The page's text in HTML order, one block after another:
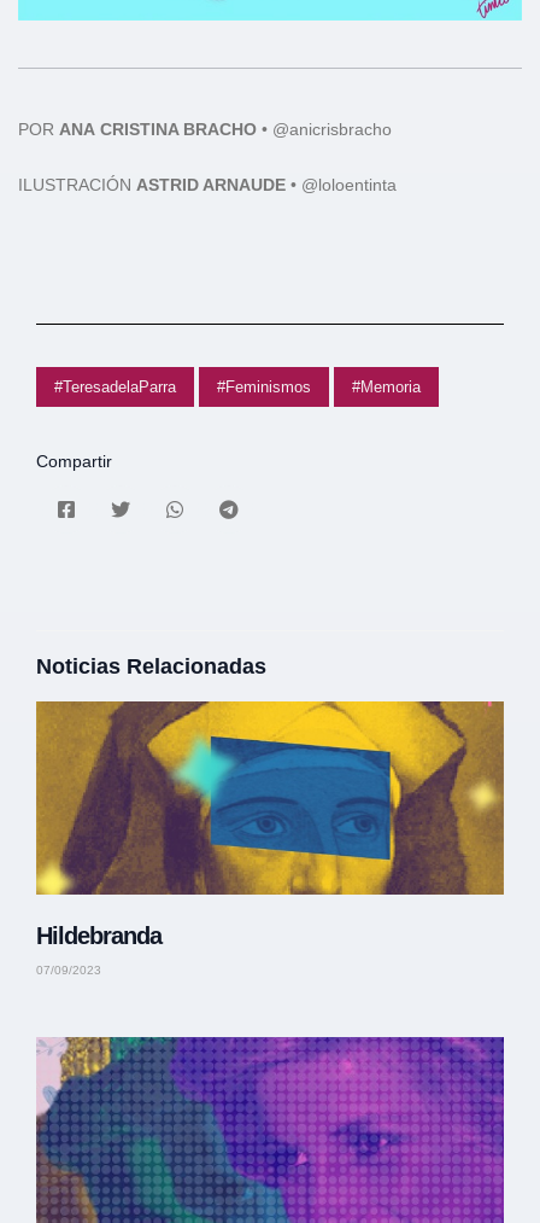
POR ANA CRISTINA BRACHO • @anicrisbracho
ILUSTRACIÓN ASTRID ARNAUDE • @loloentinta
#TeresadelaParra #Feminismos #Memoria
Compartir
Noticias Relacionadas
Hildebranda
07/09/2023